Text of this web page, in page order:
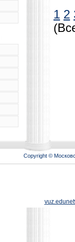
1 2
Copyright ©